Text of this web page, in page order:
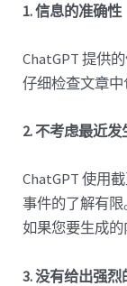
1. 信息的准确性
ChatGPT 提供
仔细检查文章中
2. 不考虑最近
ChatGPT 使用
事件的了解有
如果您要生成的
3. 没有给出强烈